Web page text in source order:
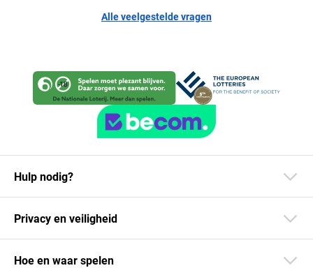
Alle veelgestelde vragen
Hulp nodig?
Privacy en veiligheid
Hoe en waar spelen